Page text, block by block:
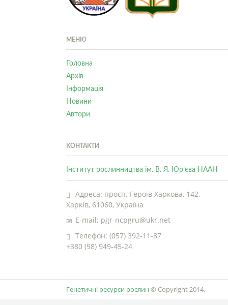
МЕНЮ
Головна
Архів
Інформація
Новини
Автори
КОНТАКТИ
Інститут рослинництва ім. В. Я. Юр’єва НААН
Адреса: просп. Героїв Харкова, 142,
Харків, 61060, Україна
E-mail: pgr-ncpgru@ukr.net
Телефон: (057) 392-11-87
+380 (98) 949-45-24
Генетичні ресурси рослин © Copyright 2014.